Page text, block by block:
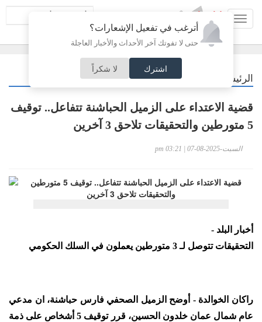
أترغب في تفعيل الإشعارات؟
حتى لا تفوتك آخر الأحداث والأخبار العاجلة
اشترك لا شكراً
الرئيسية خبر وصورة
قضية الاعتداء على الزميل الحباشنة تتفاعل.. توقيف
5 متورطين والتحقيقات تلاحق 3 آخرين
السبت-2025-08-07 | 03:21 pm
أخبار البلد -
التحقيقات تتوصل لـ 3 متورطين يعملون في السلك الحكومي
راكان الخوالدة - أوضح الزميل الصحفي فارس حباشنة، ان مدعي
عام شمال عمان خلدون الحسين، قرر توقيف 5 أشخاص على ذمة